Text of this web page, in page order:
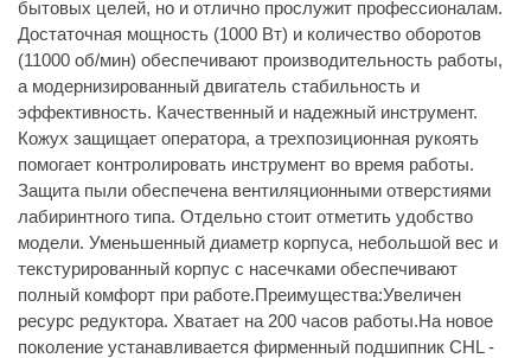
бытовых целей, но и отлично прослужит профессионалам.
Достаточная мощность (1000 Вт) и количество оборотов
(11000 об/мин) обеспечивают производительность работы,
а модернизированный двигатель стабильность и
эффективность. Качественный и надежный инструмент.
Кожух защищает оператора, а трехпозиционная рукоять
помогает контролировать инструмент во время работы.
Защита пыли обеспечена вентиляционными отверстиями
лабиринтного типа. Отдельно стоит отметить удобство
модели. Уменьшенный диаметр корпуса, небольшой вес и
текстурированный корпус с насечками обеспечивают
полный комфорт при работе.Преимущества:Увеличен
ресурс редуктора. Хватает на 200 часов работы.На новое
поколение устанавливается фирменный подшипник CHL -